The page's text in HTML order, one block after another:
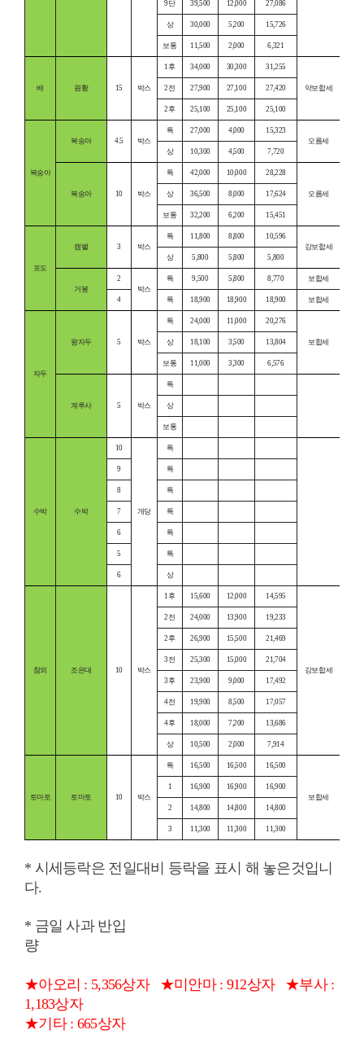
9단 39,500 12,000 27,086
상 30,000 5,200 15,726
보통 11,500 2,000 6,321
배 원황 15 박스
1후 34,000 30,300 31,255
약보합세
2전 27,900 27,100 27,420
2후 25,100 25,100 25,100
복숭아
복숭아 4.5 박스
특 27,000 4,000
15,323
오름세
상
10,300 4,500 7,720
복숭아 10 박스
특 42,000 10,000 28,228
오름세
상 36,500 8,000 17,624
보통 32,200 6,200 15,451
포도
캠밸 3 박스
특 11,800 8,800
10,596
강보합세
상
5,800 5,800 5,800
거봉
2
박스
특 9,500 5,800 8,770 보합세
4 특 18,900 18,900 18,900 보합세
자두
왕자두 5 박스
특 24,000 11,000 20,276
보합세
상 18,100 3,500 13,804
보통 11,000 3,300 6,576
계루사 5 박스
특
상
보통
수박 수박
10
개당
특
9 특
8 특
7 특
6 특
5 특
6 상
참외 조은대 10 박스
1후 15,600 12,000 14,595
강보합세
2전 24,000 13,900 19,233
2후 26,900 15,500 21,469
3전 25,300 15,000 21,704
3후 23,900 9,000 17,492
4전 19,900 8,500 17,057
4후 18,000 7,200 13,686
상 10,500 2,000 7,914
토마토 토마토 10 박스
특 16,500 16,500 16,500
보합세
1 16,900 16,900 16,900
2 14,800 14,800 14,800
3 11,300 11,300 11,300
* 시세등락은 전일대비 등락을 표시 해 놓은것입니
다.
* 금일 사과 반입
량
★아오리 : 5,356상자 ★미안마 : 912상자 ★부사 :
1,183상자
★기타 : 665상자